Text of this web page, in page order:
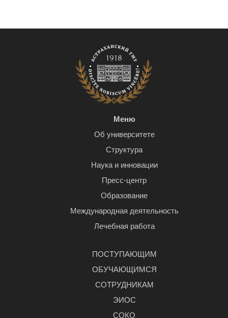
Меню
Об университете
Структура
Наука и инновации
Пресс-центр
Образование
Международная деятельность
Лечебная работа
ПОСТУПАЮЩИМ
ОБУЧАЮЩИМСЯ
СОТРУДНИКАМ
ЭИОС
СОКО